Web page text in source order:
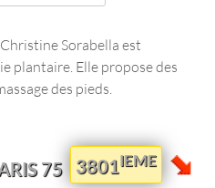
Sorabella est
plantaire. Elle propose des
des pieds.
75 3801IEME